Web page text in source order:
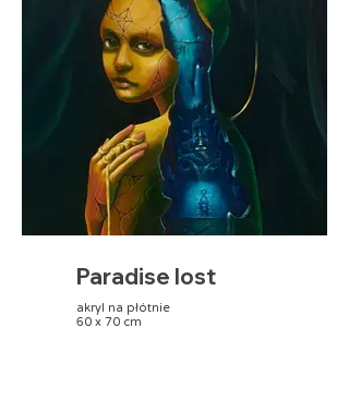
Paradise lost
akryl na płótnie
60 x 70 cm